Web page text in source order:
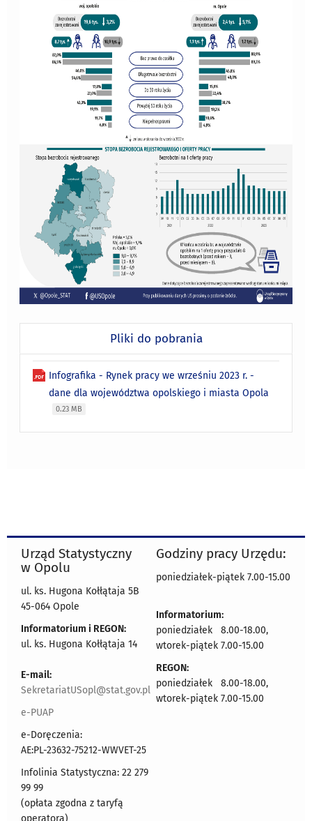
Pliki do pobrania
Infografika - Rynek pracy we wrześniu 2023 r. -
dane dla województwa opolskiego i miasta Opola
0.23 MB
Urząd Statystyczny
w Opolu
ul. ks. Hugona Kołłątaja 5B
45-064 Opole
Informatorium i REGON:
ul. ks. Hugona Kołłątaja 14
E-mail:
SekretariatUSopl@stat.gov.pl
e-PUAP
e-Doręczenia:
AE:PL-23632-75212-WWVET-25
Infolinia Statystyczna: 22 279
99 99
(opłata zgodna z taryfą
Godziny pracy Urzędu:
poniedziałek-piątek 7.00-15.00
Informatorium:
poniedziałek 8.00-18.00,
wtorek-piątek 7.00-15.00
REGON:
poniedziałek 8.00-18.00,
wtorek-piątek 7.00-15.00